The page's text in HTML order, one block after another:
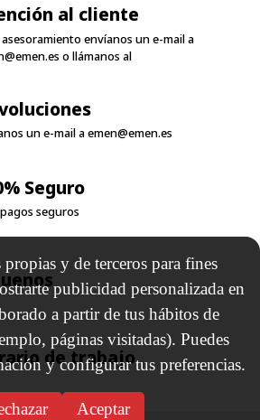
de garantía
asesoramiento envíanos un e-mail a
o llámanos al
un e-mail a
seguros
y de terceros para fines
publicidad personalizada en
a partir de tus hábitos de
páginas visitadas). Puedes
y configurar tus preferencias.
Aceptar